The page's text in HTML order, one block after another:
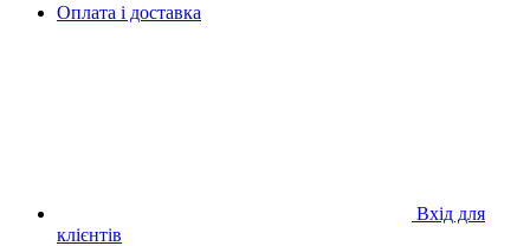
Оплата і доставка
Вхід для
клієнтів